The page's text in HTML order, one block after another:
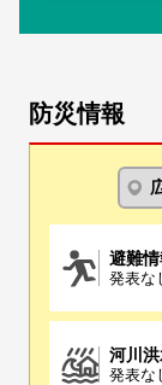
防災情報
避難情
発表な
河川
発表な